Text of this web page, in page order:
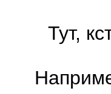
Тут,